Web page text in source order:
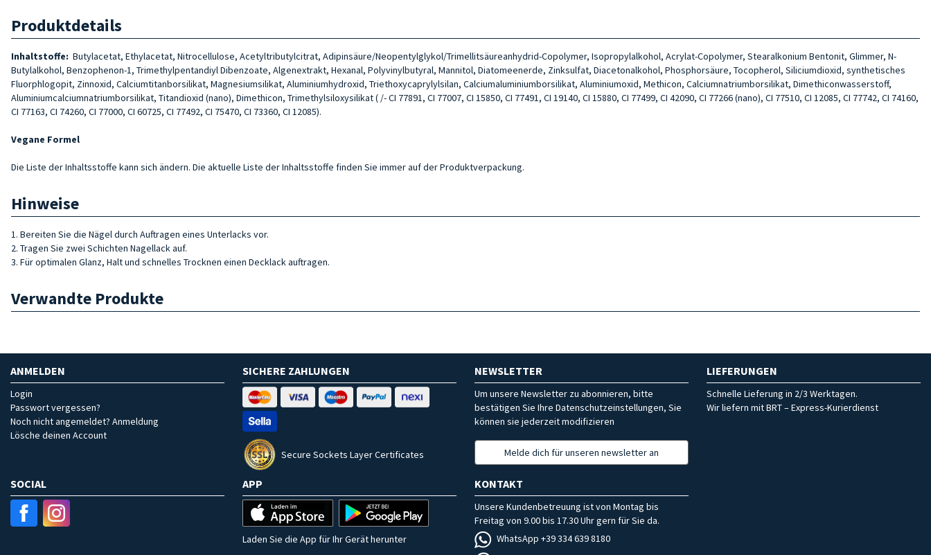
Produktdetails
Inhaltstoffe: Butylacetat, Ethylacetat, Nitrocellulose, Acetyltributylcitrat, Adipinsäure/Neopentylglykol/Trimellitsäureanhydrid-Copolymer, Isopropylalkohol, Acrylat-Copolymer, Stearalkonium Bentonit, Glimmer, N-
Butylalkohol, Benzophenon-1, Trimethylpentandiyl Dibenzoate, Algenextrakt, Hexanal, Polyvinylbutyral, Mannitol, Diatomeenerde, Zinksulfat, Diacetonalkohol, Phosphorsäure, Tocopherol, Siliciumdioxid, synthetisches
Fluorphlogopit, Zinnoxid, Calciumtitanborsilikat, Magnesiumsilikat, Aluminiumhydroxid, Triethoxycaprylylsilan, Calciumaluminiumborsilikat, Aluminiumoxid, Methicon, Calciumnatriumborsilikat, Dimethiconwasserstoff,
Aluminiumcalciumnatriumborsilikat, Titandioxid (nano), Dimethicon, Trimethylsiloxysilikat ( /- CI 77891, CI 77007, CI 15850, CI 77491, CI 19140, CI 15880, CI 77499, CI 42090, CI 77266 (nano), CI 77510, CI 12085, CI 77742, CI 74160,
CI 77163, CI 74260, CI 77000, CI 60725, CI 77492, CI 75470, CI 73360, CI 12085).
Vegane Formel
Die Liste der Inhaltsstoffe kann sich ändern. Die aktuelle Liste der Inhaltsstoffe finden Sie immer auf der Produktverpackung.
Hinweise
1. Bereiten Sie die Nägel durch Auftragen eines Unterlacks vor.
2. Tragen Sie zwei Schichten Nagellack auf.
3. Für optimalen Glanz, Halt und schnelles Trocknen einen Decklack auftragen.
Verwandte Produkte
ANMELDEN
Login
Passwort vergessen?
Noch nicht angemeldet? Anmeldung
Lösche deinen Account
SICHERE ZAHLUNGEN
Secure Sockets Layer Certificates
NEWSLETTER
Um unsere Newsletter zu abonnieren, bitte
bestätigen Sie Ihre Datenschutzeinstellungen, Sie
können sie jederzeit modifizieren
Melde dich für unseren newsletter an
LIEFERUNGEN
Schnelle Lieferung in 2/3 Werktagen.
Wir liefern mit BRT – Express-Kurierdienst
SOCIAL APP
Laden Sie die App für Ihr Gerät herunter
KONTAKT
Unsere Kundenbetreuung ist von Montag bis
Freitag von 9.00 bis 17.30 Uhr gern für Sie da.
WhatsApp +39 334 639 8180